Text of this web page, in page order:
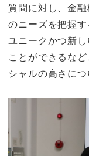
質問に対し、金
のニーズを把握す
ユニークかつ新
ことができるな
シャルの高さにつ